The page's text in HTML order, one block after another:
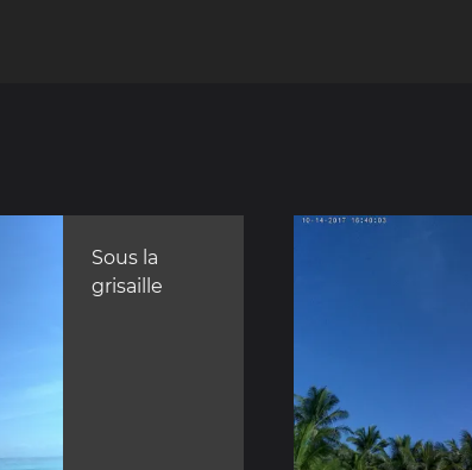
Sous la
grisaille